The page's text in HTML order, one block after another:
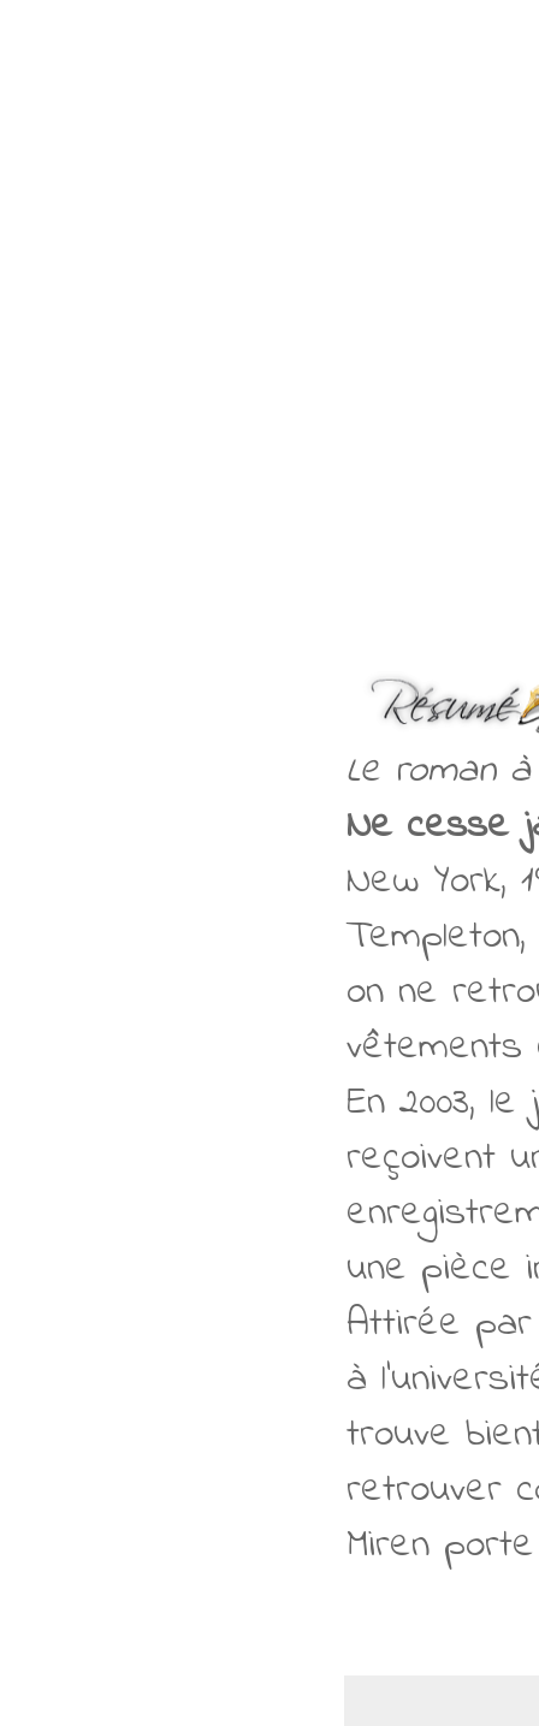
Le roman
Ne cesse
New York,
on ne
En 2003,
reçoivent
une pièce
Attirée par
à
trouve
retrouver
Miren